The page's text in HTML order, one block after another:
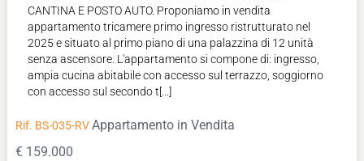
CANTINA E POSTO AUTO. Proponiamo in vendita
appartamento tricamere primo ingresso ristrutturato nel
2025 e situato al primo piano di una palazzina di 12 unità
senza ascensore. L'appartamento si compone di: ingresso,
ampia cucina abitabile con accesso sul terrazzo, soggiorno
con accesso sul secondo t[...]
Rif. BS-035-RVAppartamento in Vendita
€ 159.000